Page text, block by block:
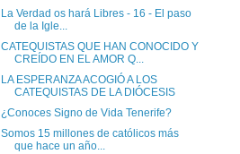
La Verdad os hará Libres - 16 - El paso
de la Igle...
CATEQUISTAS QUE HAN CONOCIDO Y
CREÍDO EN EL AMOR Q...
LA ESPERANZA ACOGIÓ A LOS
CATEQUISTAS DE LA DIÓCESIS
¿Conoces Signo de Vida Tenerife?
Somos 15 millones de católicos más
que hace un año...